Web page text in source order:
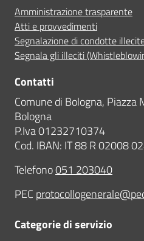
Amministrazione trasparente
Atti e provvedimenti
Segnalazione di condotte
Segnala gli illeciti
Contatti
Comune di Bologna,
Bologna
P.Iva 01232710374
Cod. IBAN: IT 88 R 02008
Telefono051 203040
PEC
Categorie di servizio